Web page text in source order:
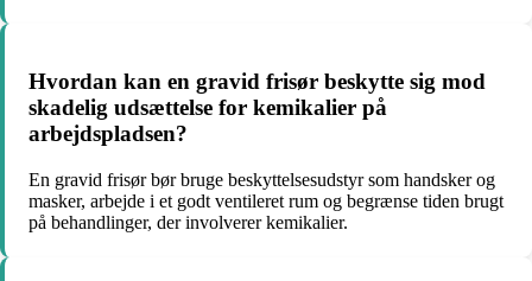
Hvordan kan en gravid frisør beskytte sig mod
skadelig udsættelse for kemikalier på
arbejdspladsen?
En gravid frisør bør bruge beskyttelsesudstyr som handsker og
masker, arbejde i et godt ventileret rum og begrænse tiden brugt
på behandlinger, der involverer kemikalier.